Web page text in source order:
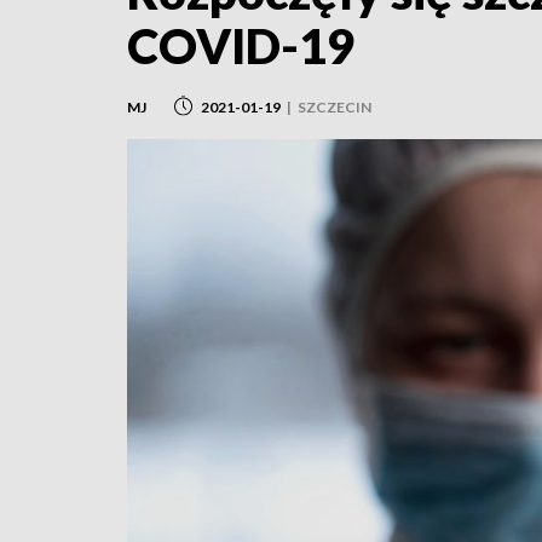
COVID-19
MJ 2021-01-19 | SZCZECIN